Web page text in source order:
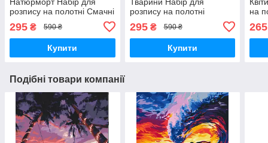
розпису на полотні Смачні
номерам 40x50 Rainbow
Art GX45431
295 ₴ 590 ₴
Купити
розпису на полотні
Красунчики-хаскі Живопис
по номерам Собаки 40x50
Rainbow Art GX45404
295₴ 590 ₴
Купити
на
Art
265
Подібні товари компанії